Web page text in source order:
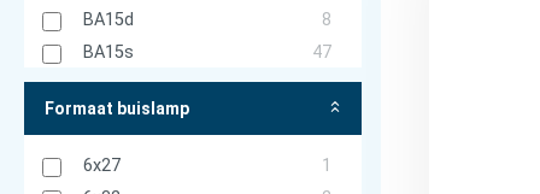
BA15d
8
BA15s
47
BA20d
1
BA20s
3
Formaat buislamp
6x27
1